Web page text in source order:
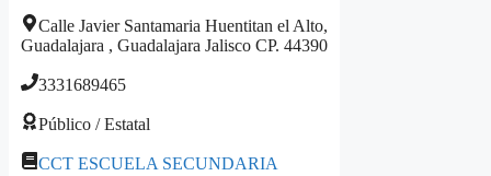
Calle Javier Santamaria Huentitan el Alto,
Guadalajara , Guadalajara Jalisco CP. 44390
3331689465
Público / Estatal
CCT ESCUELA SECUNDARIA